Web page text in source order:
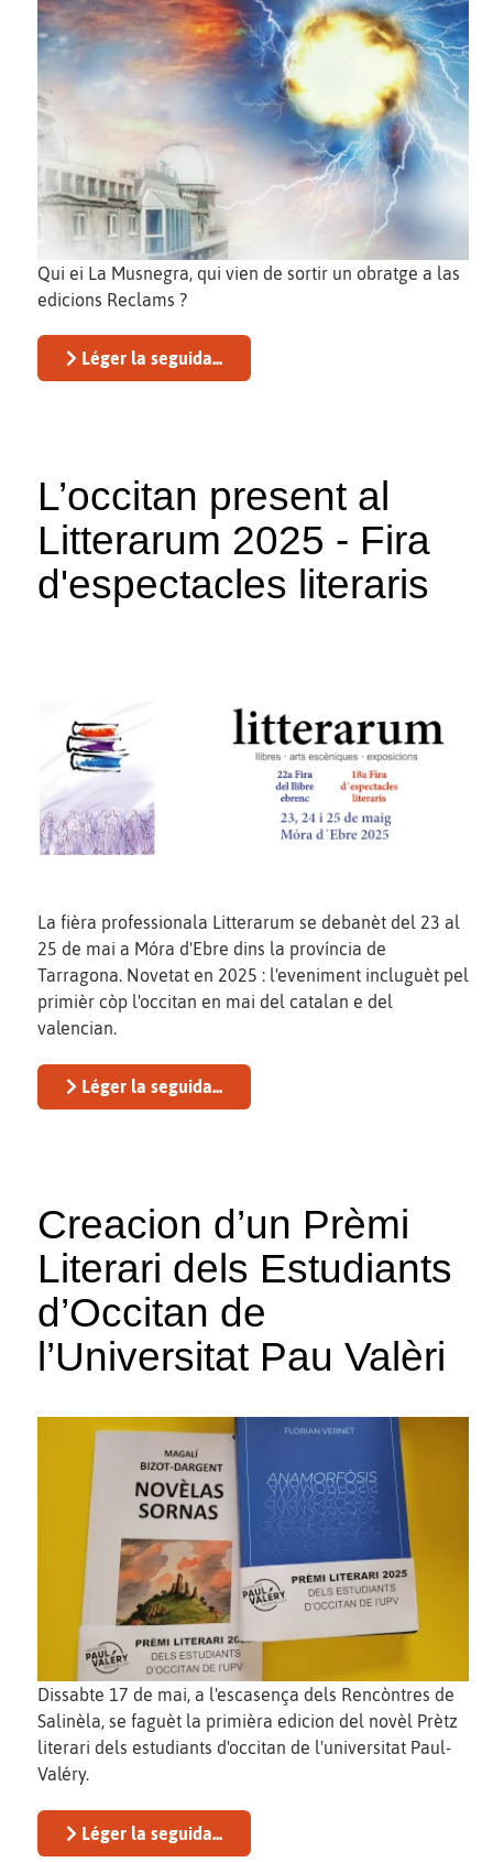
Qui ei La Musnegra, qui vien de sortir un obratge a las
edicions Reclams ?
Léger la seguida...
L’occitan present al
Litterarum 2025 - Fira
d'espectacles literaris
La fièra professionala Litterarum se debanèt del 23 al
25 de mai a Móra d'Ebre dins la província de
Tarragona. Novetat en 2025 : l'eveniment incluguèt pel
primièr còp l'occitan en mai del catalan e del
valencian.
Léger la seguida...
Creacion d’un Prèmi
Literari dels Estudiants
d’Occitan de
l’Universitat Pau Valèri
Dissabte 17 de mai, a l'escasença dels Rencòntres de
Salinèla, se faguèt la primièra edicion del novèl Prètz
literari dels estudiants d'occitan de l'universitat Paul-
Valéry.
Léger la seguida...